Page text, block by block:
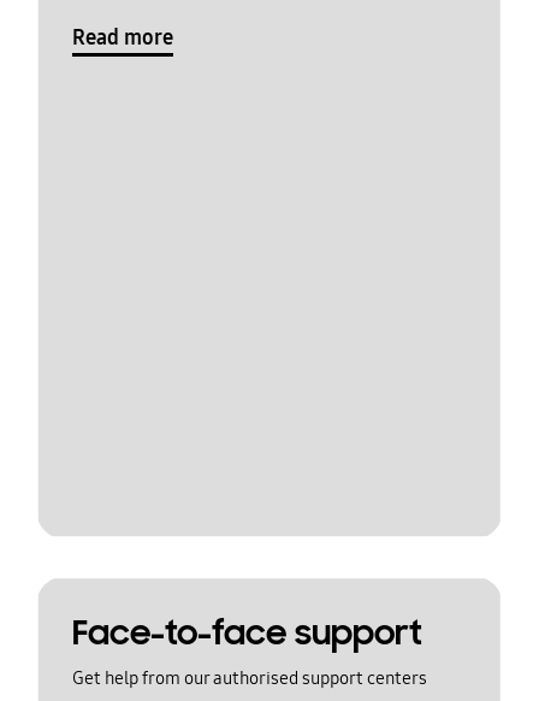
Read more
Face-to-face support
Get help from our authorised support centers